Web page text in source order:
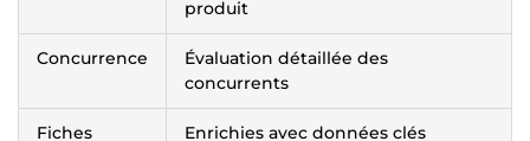
produit
Concurrence
Évaluation détaillée des
concurrents
Fiches
Enrichies avec données clés